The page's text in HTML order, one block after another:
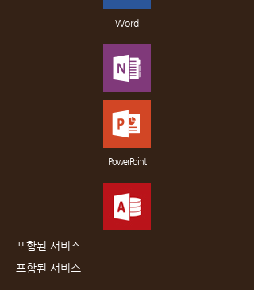
Word
PowerPoint
포함된 서비스
포함된 서비스